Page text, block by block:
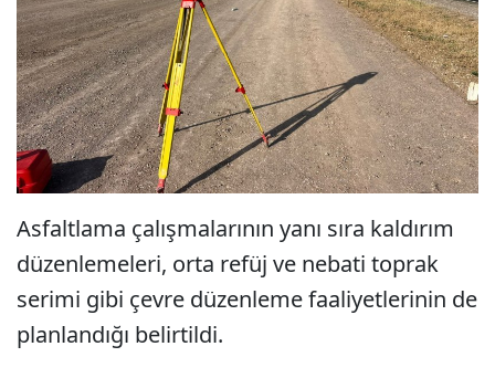
Asfaltlama çalışmalarının yanı sıra kaldırım
düzenlemeleri, orta refüj ve nebati toprak
serimi gibi çevre düzenleme faaliyetlerinin de
planlandığı belirtildi.